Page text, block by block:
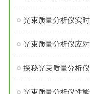
光束质量分析仪实
光束质量分析仪应
探秘光束质量分析
光束质量分析仪性